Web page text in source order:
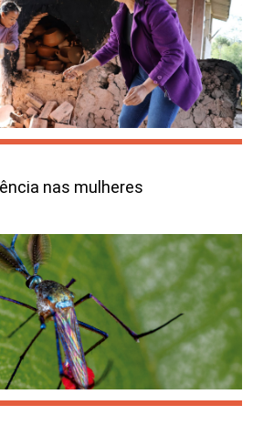
nas mulheres